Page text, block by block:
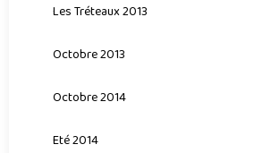
Les Tréteaux 2013
Octobre 2013
Octobre 2014
Eté 2014